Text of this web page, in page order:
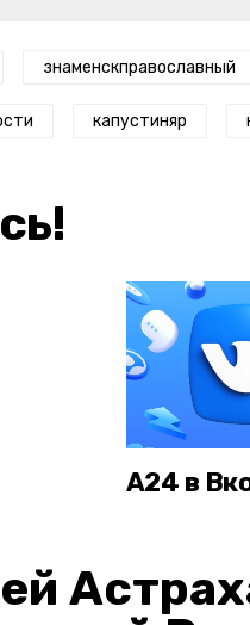
знаменскправославный
капустиняр
А24 в